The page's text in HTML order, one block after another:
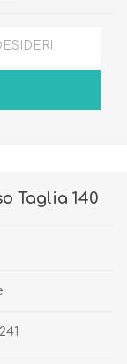
Taglia 140